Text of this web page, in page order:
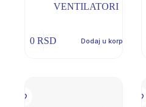
VENTILATORI
0RSD Dodaj u korpu